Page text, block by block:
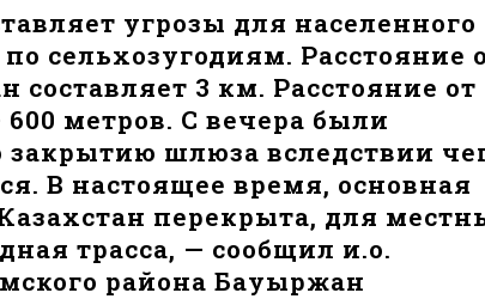
угрозы для населенного
сельхозугодиям. Расстояние
составляет 3 км. Расстояние от
600 метров. С вечера были
шлюза вследствии
В настоящее время, основная
перекрыта, для
трасса, — сообщил и.о.
района Бауыржан